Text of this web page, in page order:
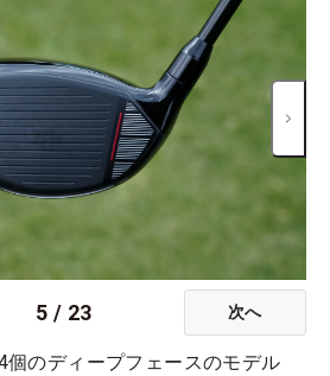
5 / 23 次へ
個のディープフェースのモデル